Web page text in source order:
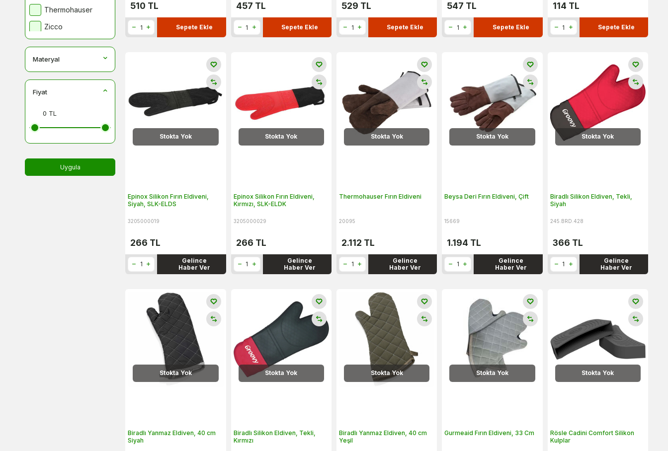
Thermohauser
Zicco
Materyal
Fiyat
Uygula
510 TL
Sepete Ekle
457 TL
Sepete Ekle
529 TL
Sepete Ekle
547 TL
Sepete Ekle
114 TL
Sepete Ekle
Stokta Yok
Epinox Silikon Fırın Eldiveni,
Siyah, SLK-ELDS
3205000019
266 TL
Gelince
Haber Ver
Stokta Yok
Epinox Silikon Fırın Eldiveni,
Kırmızı, SLK-ELDK
3205000029
266 TL
Gelince
Haber Ver
Stokta Yok
Thermohauser Fırın Eldiveni
20095
2.112 TL
Gelince
Haber Ver
Stokta Yok
Beysa Deri Fırın Eldiveni, Çift
15669
1.194 TL
Gelince
Haber Ver
Stokta Yok
Biradlı Silikon Eldiven, Tekli,
Siyah
245.BRD.428
366 TL
Gelince
Haber Ver
Stokta Yok
Biradlı Yanmaz Eldiven, 40 cm
Siyah
Stokta Yok
Biradlı Silikon Eldiven, Tekli,
Kırmızı
Stokta Yok
Biradlı Yanmaz Eldiven, 40 cm
Yeşil
Stokta Yok
Gurmeaid Fırın Eldiveni, 33 Cm
Stokta Yok
Rösle Cadini Comfort Silikon
Kulplar